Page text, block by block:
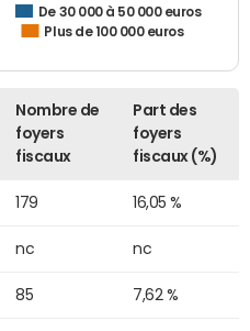
De 30 000 à 50 000 euros
Plus de 100 000 euros
Nombre de
foyers
fiscaux
Part des
foyers
fiscaux (%)
179 16,05 %
nc nc
85 7,62 %